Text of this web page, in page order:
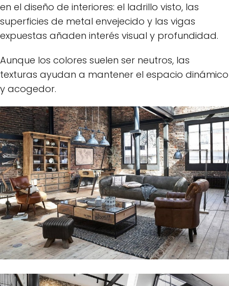
en el diseño de interiores: el ladrillo visto, las
superficies de metal envejecido y las vigas
expuestas añaden interés visual y profundidad.
Aunque los colores suelen ser neutros, las
texturas ayudan a mantener el espacio dinámico
y acogedor.